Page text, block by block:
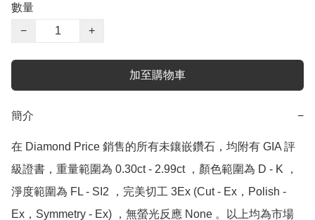
數量
−
+
加至購物車
簡介 −
在 Diamond Price 銷售的所有未鑲嵌鑽石，均附有 GIA 評
級證書，重量範圍為 0.30ct - 2.99ct ，顏色範圍為 D - K ，
淨度範圍為 FL - SI2 ，完美切工 3Ex (Cut - Ex，Polish -
Ex，Symmetry - Ex) ，無螢光反應 None 。以上均為市場